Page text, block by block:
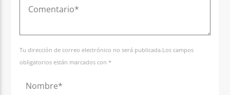
Tu dirección de correo electrónico no será publicada.Los campos
obligatorios están marcados con *